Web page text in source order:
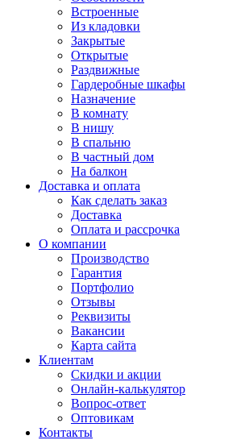
Встроенные
Из кладовки
Закрытые
Открытые
Раздвижные
Гардеробные шкафы
Назначение
В комнату
В нишу
В спальню
В частный дом
На балкон
Доставка и оплата
Как сделать заказ
Доставка
Оплата и рассрочка
О компании
Производство
Гарантия
Портфолио
Отзывы
Реквизиты
Вакансии
Карта сайта
Клиентам
Скидки и акции
Онлайн-калькулятор
Вопрос-ответ
Оптовикам
Контакты